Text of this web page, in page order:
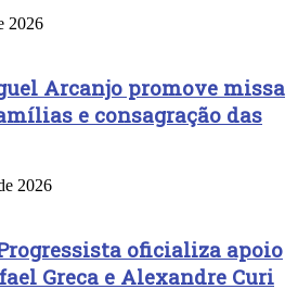
2026
Arcanjo promove missa
e consagração das
2026
oficializa apoio
Greca e Alexandre Curi